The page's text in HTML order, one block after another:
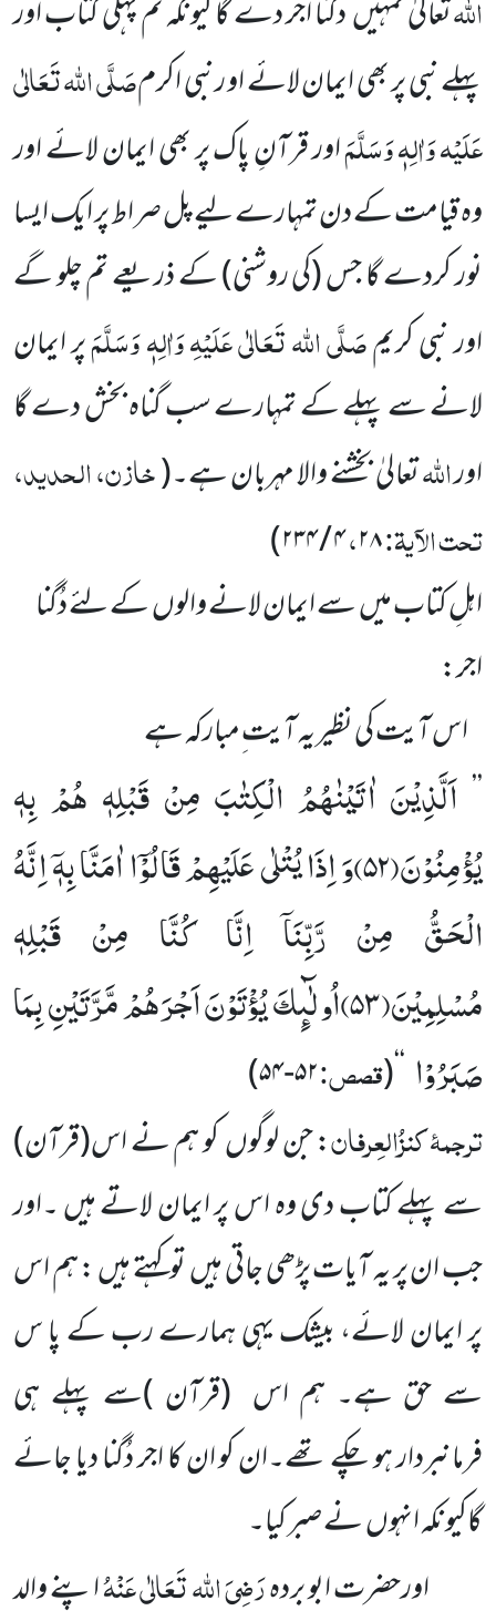
تعالیٰ تمہیں دگنا اجر دے گا کیونکہ تم پہلی کتاب اور
پہلے نبی پر بھی ایمان لائے او رنبی اکرمصَلَّی اللہ تَعَالٰی
عَلَیْہ وَاٰلِہٖ وَسَلَّمَاور قرآنِ پاک پر بھی ایمان لائے اور
وہ قیامت کے دن تمہارے لیے پل صراط پر ایک ایسا
نور کردے گا جس(کی روشنی)کے ذریعے تم چلو گے
اور نبی کریمصَلَّی اللہ تَعَالٰی عَلَیْہِ وَاٰلِہٖ وَسَلَّمَپر ایمان
لانے سے پہلے کے تمہارے سب گناہ بخش دے گا
اوراللہتعالیٰ بخشنے والا مہربان ہے۔(خازن، الحدید،
تحت الآیۃ:۲۸،۴ / ۲۳۴
)
اہلِ کتاب میں سے ایمان لانے والوں کے لئے دُگنا
اجر:
اس آیت کی نظیر یہ آیت ِمبارکہ ہے
’’ اَلَّذِیْنَ اٰتَیْنٰهُمُ الْكِتٰبَ مِنْ قَبْلِهٖ هُمْ بِهٖ
یُؤْمِنُوْنَ(۵۲)وَ اِذَا یُتْلٰى عَلَیْهِمْ قَالُوْۤا اٰمَنَّا بِهٖۤ اِنَّهُ
الْحَقُّ مِنْ رَّبِّنَاۤ اِنَّا كُنَّا مِنْ قَبْلِهٖ
مُسْلِمِیْنَ(۵۳)اُولٰٓىٕكَ یُؤْتَوْنَ اَجْرَهُمْ مَّرَّتَیْنِ بِمَا
صَبَرُوْا ‘‘
(قصص:۵۲-۵۴ )
ترجمۂکنزُالعِرفان: جن لوگوں کو ہم نے اس(قرآن)
سے پہلے کتاب دی وہ اس پر ایمان لاتے ہیں ۔اور
جب ان پر یہ آیات پڑھی جاتی ہیں توکہتے ہیں : ہم اس
پر ایمان لائے، بیشک یہی ہمارے رب کے پا س
سے حق ہے۔ ہم اس (قرآن )سے پہلے ہی
فرمانبردار ہو چکے تھے۔ان کو ان کا اجر دُگنا دیا جائے
گاکیونکہ انہوں نے صبر کیا۔
اورحضرت ابو بردہرَضِیَ اللہ تَعَالٰی عَنْہُاپنے والد